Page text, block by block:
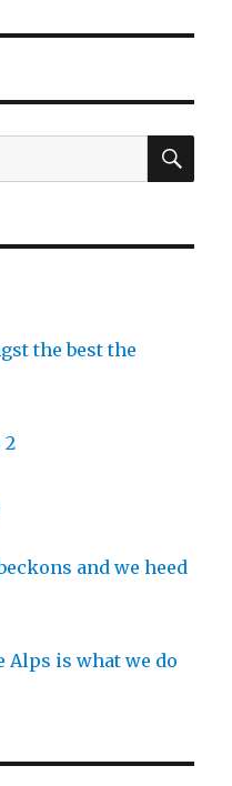
the best the
2
and we heed
Alps is what we do